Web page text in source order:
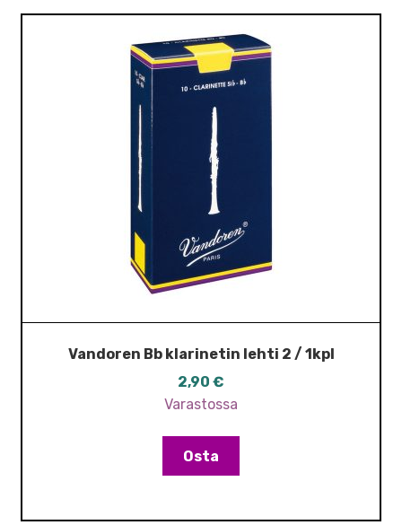
Vandoren Bb klarinetin lehti 2 / 1kpl
2,90 €
Varastossa
Osta